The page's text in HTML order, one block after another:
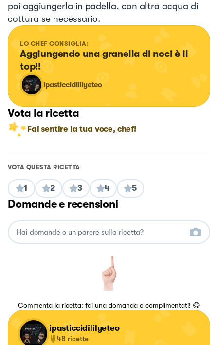
poi aggiungerla in padella, con altra acqua di
cottura se necessario.
LO CHEF CONSIGLIA:
Aggiungendo una granella di noci è il
top!!
ipasticcidililyeteo
Vota la ricetta
Fai sentire la tua voce, chef!
VOTA QUESTA RICETTA
1 2 3 4 5
Domande e recensioni
Commenta la ricetta: fai una domanda o complimentati! 😋
ipasticcidililyeteo
48 ricette